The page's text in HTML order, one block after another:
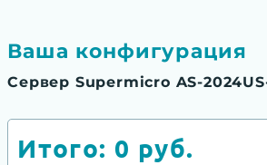
Ваша конфигурация
Сервер Supermicro AS-
Итого: 0 руб.